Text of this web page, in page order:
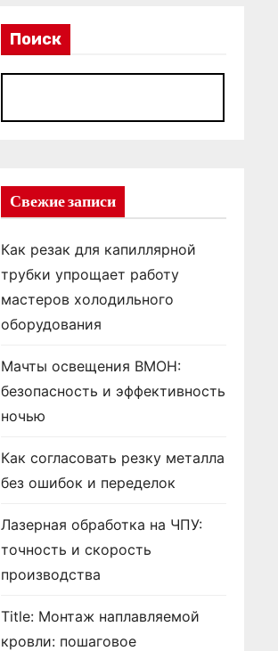
Поиск
Свежие записи
Как резак для капиллярной
трубки упрощает работу
мастеров холодильного
оборудования
Мачты освещения ВМОН:
безопасность и эффективность
ночью
Как согласовать резку металла
без ошибок и переделок
Лазерная обработка на ЧПУ:
точность и скорость
производства
Title: Монтаж наплавляемой
кровли: пошаговое